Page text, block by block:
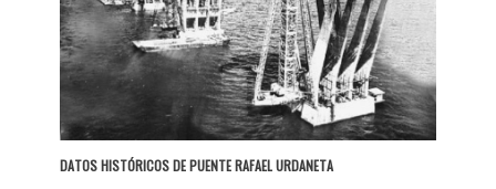
DATOS HISTÓRICOS DE PUENTE RAFAEL URDANETA